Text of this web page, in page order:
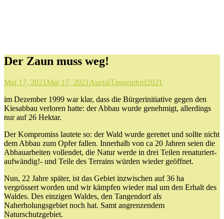
Der Zaun muss weg!
Mai 17, 2021Mai 17, 2021 AuetalTangendorf2021
im Dezember 1999 war klar, dass die Bürgerinitiative gegen den
Kiesabbau verloren hatte: der Abbau wurde genehmigt, allerdings
nur auf 26 Hektar.
Der Kompromiss lautete so: der Wald wurde gerettet und sollte nicht
dem Abbau zum Opfer fallen. Innerhalb von ca 20 Jahren seien die
Abbauarbeiten vollendet, die Natur werde in drei Teilen renaturiert-
aufwändig!- und Teile des Terrains würden wieder geöffnet.
Nun, 22 Jahre später, ist das Gebiet inzwischen auf 36 ha
vergrössert worden und wir kämpfen wieder mal um den Erhalt des
Waldes. Des einzigen Waldes, den Tangendorf als
Naherholungsgebiet noch hat. Samt angrenzendem
Naturschutzgebiet.